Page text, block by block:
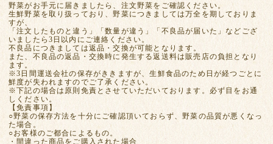
野菜がお手元に届きましたら、注文野菜をご確認ください。
生鮮野菜を取り扱っており、野菜につきましては万全を期しておりま
すが、
「注文したものと違う」「数量が違う」「不良品が届いた」などござ
いましたら3日以内にご連絡ください。
不良品につきましては返品・交換が可能となります。
また、不良品の返品・交換時に発生する返送料は販売店の負担となり
ます。
※3日間運送会社の保存がききますが、生鮮食品のため日が経つごとに
鮮度が失われますのでご了承ください。
※下記の場合は原則免責とさせていただいております。必ず目をお通
しください。
【免責事項】
○野菜の保存方法を十分にご確認頂いておらず、野菜の品質が悪くなっ
た場合。
○お客様のご都合によるもの。
・間違った商品をご購入された場合